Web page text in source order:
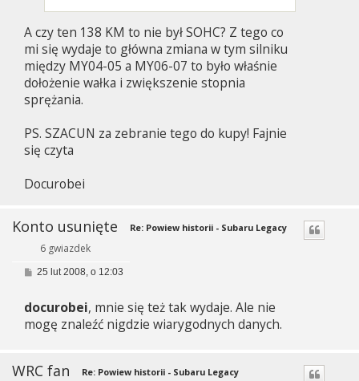
A czy ten 138 KM to nie był SOHC? Z tego co
mi się wydaje to główna zmiana w tym silniku
między MY04-05 a MY06-07 to było właśnie
dołożenie wałka i zwiększenie stopnia
sprężania.
PS. SZACUN za zebranie tego do kupy! Fajnie
się czyta
Docurobei
Konto usunięte
6 gwiazdek
Re: Powiew historii - Subaru Legacy
P
t
25 lut 2008, o 12:03
docurobei, mnie się też tak wydaje. Ale nie
mogę znaleźć nigdzie wiarygodnych danych.
WRC fan Re: Powiew historii - Subaru Legacy